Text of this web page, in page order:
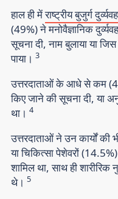
हाल ही मेंराष्ट्रीय बुजुर्ग
(49%) ने मनोवैज्ञानिक
सूचना दी, नाम बुलाया या
पाया। 3
उत्तरदाताओं के आधे से कम
किए जाने की सूचना दी, या
था। 4
उत्तरदाताओं ने उन कार्यों की
या चिकित्सा पेशेवरों
शामिल था, साथ ही
थे। 5